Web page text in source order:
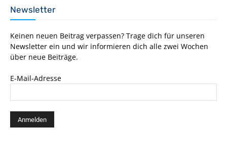
Newsletter
Keinen neuen Beitrag verpassen? Trage dich für unseren
Newsletter ein und wir informieren dich alle zwei Wochen
über neue Beiträge.
E-Mail-Adresse